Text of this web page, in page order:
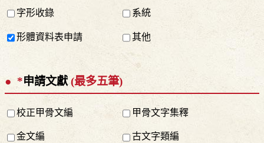
字形收錄 系統
形體資料表申請 其他
*申請文獻(最多五筆)
校正甲骨文編 甲骨文字集釋
金文編 古文字類編